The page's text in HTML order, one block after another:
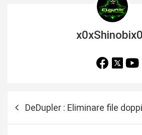
DeDupler : Eliminare file